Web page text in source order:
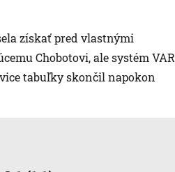
získať pred vlastnými
Chobotovi, ale systém VAR
tabuľky skončil napokon